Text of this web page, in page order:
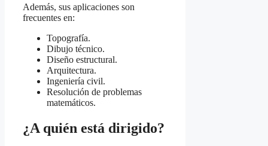
Además, sus aplicaciones son
frecuentes en:
Topografía.
Dibujo técnico.
Diseño estructural.
Arquitectura.
Ingeniería civil.
Resolución de problemas
matemáticos.
¿A quién está dirigido?